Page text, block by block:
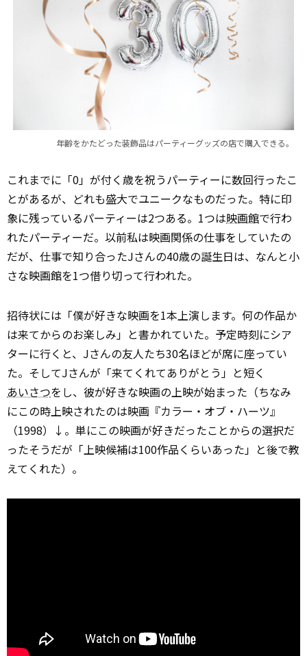
年齢をかたどった装飾品はパーティーグッズの店で購入できる。
これまでに「0」が付く歳を祝うパーティーに数回行ったこ
とがあるが、どれも盛大でユニークなものだった。特に印
象に残っているパーティーは2つある。1つは映画館で行わ
れたパーティーだ。以前私は映画関係の仕事をしていたの
だが、仕事で知り合ったJさんの40歳の誕生日は、なんと小
さな映画館を1つ借り切って行われた。
招待状には「僕が好きな映画を1本上演します。何の作品か
は来てからのお楽しみ」と書かれていた。予定時刻にシア
ターに行くと、Jさんの友人たち30名ほどが席に座ってい
た。そしてJさんが「来てくれてありがとう」と短く
あいさつをし、彼が好きな映画の上映が始まった（ちなみ
にこの時上映されたのは映画『カラー・オブ・ハーツ』
（1998）↓。単にこの映画が好きだったことからの選択だ
ったそうだが「上映候補は100作品くらいあった」と後で教
えてくれた）。